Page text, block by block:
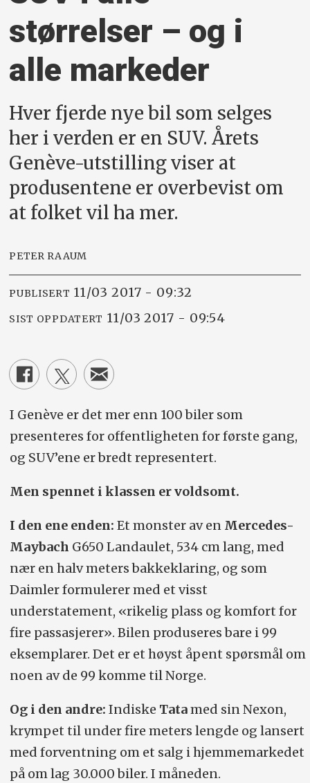
størrelser – og i
alle markeder
Hver fjerde nye bil som selges
her i verden er en SUV. Årets
Genève-utstilling viser at
produsentene er overbevist om
at folket vil ha mer.
PETER RAAUM
PUBLISERT 11/03 2017 - 09:32
SIST OPPDATERT 11/03 2017 - 09:54
I Genève er det mer enn 100 biler som
presenteres for offentligheten for første gang,
og SUV’ene er bredt representert.
Men spennet i klassen er voldsomt.
I den ene enden: Et monster av en Mercedes-
Maybach G650 Landaulet, 534 cm lang, med
nær en halv meters bakkeklaring, og som
Daimler formulerer med et visst
understatement, «rikelig plass og komfort for
fire passasjerer». Bilen produseres bare i 99
eksemplarer. Det er et høyst åpent spørsmål om
noen av de 99 komme til Norge.
Og i den andre: Indiske Tatamed sin Nexon,
krympet til under fire meters lengde og lansert
med forventning om et salg i hjemmemarkedet
på om lag 30.000 biler. I måneden.